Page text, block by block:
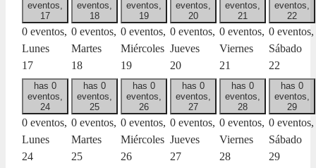
eventos,
17
0 eventos,
Lunes
17
eventos,
18
0 eventos,
Martes
18
eventos,
19
0 eventos,
Miércoles
19
eventos,
20
0 eventos,
Jueves
20
eventos,
21
0 eventos,
Viernes
21
eventos,
22
0 eventos,
Sábado
22
has 0
eventos,
24
0 eventos,
Lunes
24
has 0
eventos,
25
0 eventos,
Martes
25
has 0
eventos,
26
0 eventos,
Miércoles
26
has 0
eventos,
27
0 eventos,
Jueves
27
has 0
eventos,
28
0 eventos,
Viernes
28
has 0
eventos,
29
0 eventos,
Sábado
29